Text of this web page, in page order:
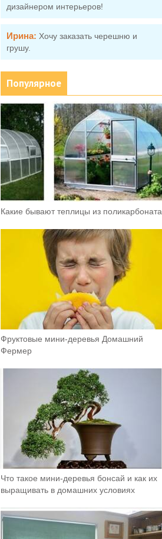
дизайнером интерьеров!
Ирина: Хочу заказать черешню и
грушу.
Популярное
Какие бывают теплицы из поликарбоната
Фруктовыe мини-деревья Домашний
Фермер
Что такое мини-деревья бонсай и как их
выращивать в домашних условиях